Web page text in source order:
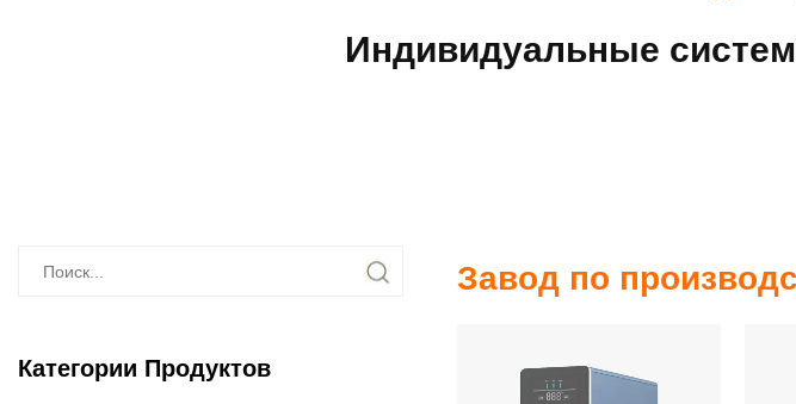
Индивидуальные
Категории Продуктов
Завод по